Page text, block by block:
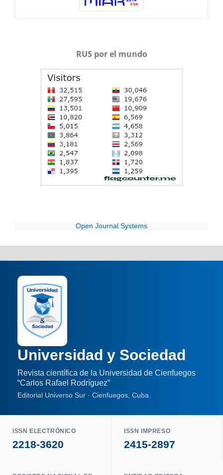
RUS por el mundo
Open Journal Systems
Universidad y Sociedad
Revista científica de la Universidad de Cienfuegos
“Carlos Rafael Rodríguez”
Editorial Universo Sur · Cienfuegos, Cuba
ISSN ELECTRÓNICO
2218-3620
ISSN IMPRESO
2415-2897